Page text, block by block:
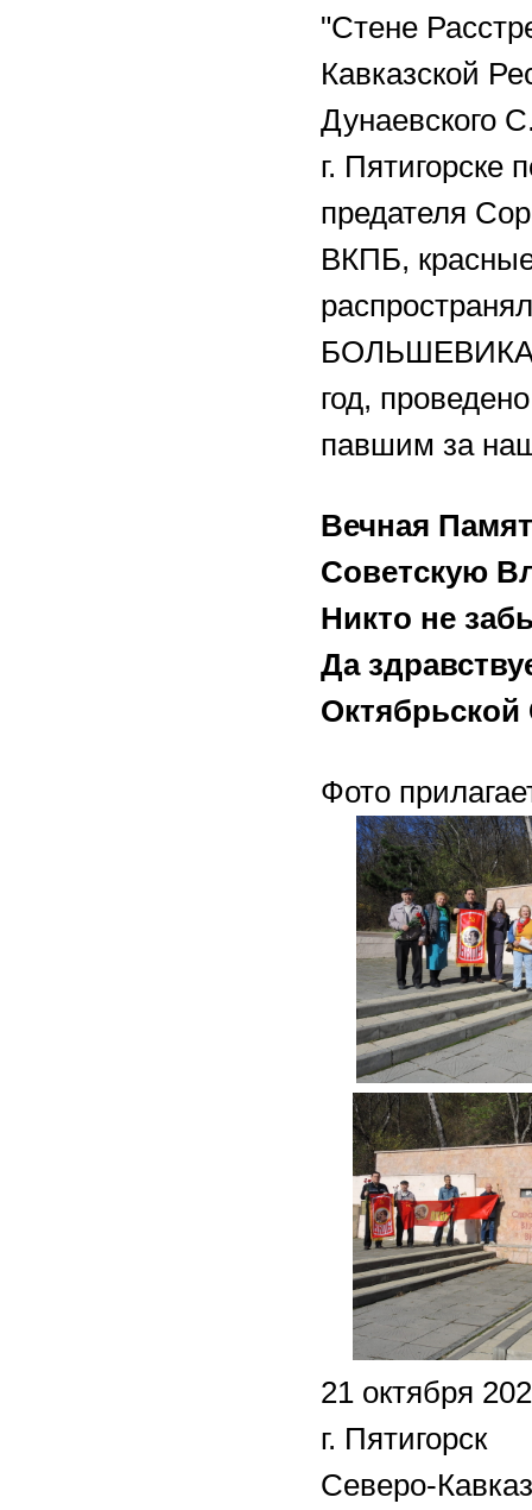
"Стене
Кавказской
Дунаевского
г. Пятигорске
предателя
ВКПБ,
год,
павшим за
Вечная
Советскую
Никто не
Да
Фото
21 октября
г. Пятигорск
Северо-